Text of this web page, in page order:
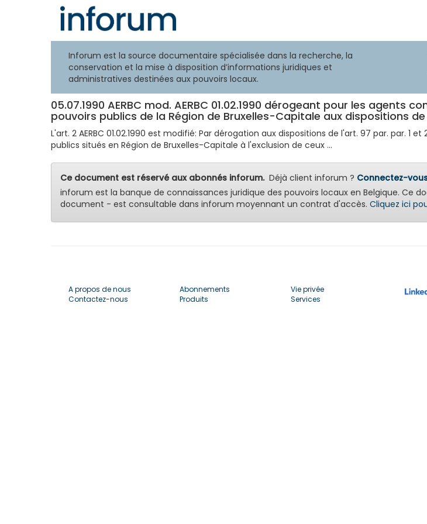
Inforum est la source documentaire spécialisée dans la recherche, la
conservation et la mise à disposition d’informations juridiques et
administratives destinées aux pouvoirs locaux.
05.07.1990 AERBC mod. AERBC 01.02.1990 dérogeant pour les
pouvoirs publics de la Région de Bruxelles-Capitale aux dispositions
L'art. 2 AERBC 01.02.1990 est modifié: Par dérogation aux dispositions de l'art. 97 par. par.
publics situés en Région de Bruxelles-Capitale à l'exclusion de ceux ...
Ce document est réservé aux abonnés inforum.Déjà client inforum ? Connectez-
inforum est la banque de connaissances juridique des pouvoirs locaux en Belgique. Ce
document - est consultable dans inforum moyennant un contrat d'accès. Cliquez ici
A propos de nous
Contactez-nous
Abonnements
Produits
Vie privée
Services